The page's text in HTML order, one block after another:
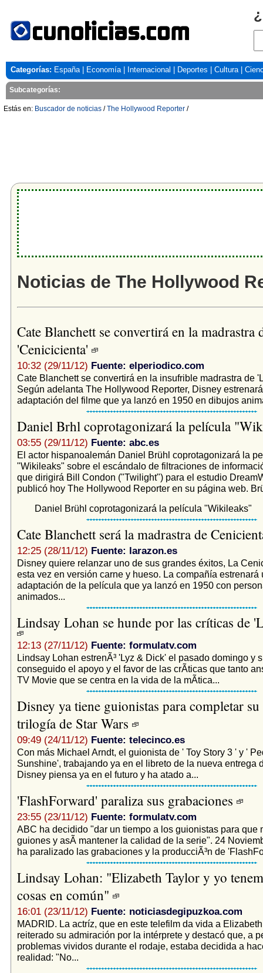
Categorías: España| Economía| Internacional Deportes Cultura|
Subcategorías:
Estás en: Buscador de noticias /The Hollywood Reporter /
Noticias de The Hollywood
Cate Blanchett se convertirá en la madrastra
'Cenicicienta'
10:32 (29/11/12) Fuente: elperiodico.com
Cate Blanchett se convertirá en la insufrible madrastra de
Según adelanta The Hollywood Reporter, Disney
adaptación del filme que ya lanzó en 1950 en dibujos
Daniel Brhl coprotagonizará la película
03:55 (29/11/12) Fuente: abc.es
El actor hispanoalemán Daniel Brühl coprotagonizará la
"Wikileaks" sobre el escándalo de filtraciones de
que dirigirá Bill Condon ("Twilight") para el estudio
publicó hoy The Hollywood Reporter en su página web.
Daniel Brühl coprotagonizará la película "Wikileaks"
Cate Blanchett será la madrastra de
12:25 (28/11/12) Fuente: larazon.es
Disney quiere relanzar uno de sus grandes éxitos, La
esta vez en versión carne y hueso. La compañía estrenará
adaptación de la película que ya lanzó en 1950 con
animados...
Lindsay Lohan se hunde por las críticas de
12:13 (27/11/12) Fuente: formulatv.com
Lindsay Lohan estrenÃ³ 'Lyz & Dick' el pasado domingo y
conseguido el apoyo y el favor de las crÃ­ticas que tanto
TV Movie que se centra en la vida de la mÃ­tica...
Disney ya tiene guionistas para completar su
trilogía de Star Wars
09:49 (24/11/12) Fuente: telecinco.es
Con más Michael Arndt, el guionista de ' Toy Story 3 ' y '
Sunshine', trabajando ya en el libreto de la nueva entrega
Disney piensa ya en el futuro y ha atado a...
'FlashForward' paraliza sus grabaciones
23:55 (23/11/12) Fuente: formulatv.com
ABC ha decidido "dar un tiempo a los guionistas para que
guiones y asÃ­ mantener la calidad de la serie". 24
ha paralizado las grabaciones y la producciÃ³n de
Lindsay Lohan: "Elizabeth Taylor y yo
cosas en común"
16:01 (23/11/12) Fuente: noticiasdegipuzkoa.com
MADRID. La actríz, que en este telefilm da vida a
reiterado su admiración por la intérprete y destacó que, a
problemas vividos durante el rodaje, estaba decidida a
realidad: "No...